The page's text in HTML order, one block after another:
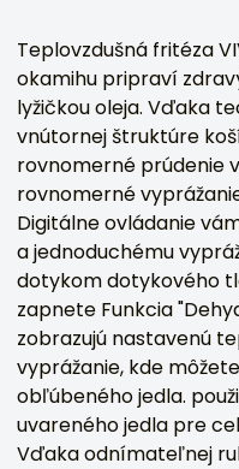
Teplovzdušná fritéza
okamihu pripraví
lyžičkou oleja. Vďaka
vnútornej štruktúre
rovnomerné prúdenie
rovnomerné
Digitálne ovládanie
a jednoduchému
dotykom dotykového
zapnete Funkcia
zobrazujú nastavenú
vyprážanie, kde
obľúbeného jedla.
uvareného jedla pre
Vďaka odnímateľnej